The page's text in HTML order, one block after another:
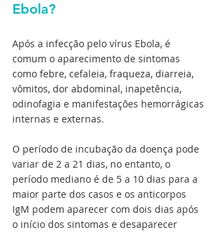
Ebola?
Após a infecção pelo vírus Ebola, é
comum o aparecimento de sintomas
como febre, cefaleia, fraqueza, diarreia,
vômitos, dor abdominal, inapetência,
odinofagia e manifestações hemorrágicas
internas e externas.
O período de incubação da doença pode
variar de 2 a 21 dias, no entanto, o
período mediano é de 5 a 10 dias para a
maior parte dos casos e os anticorpos
IgM podem aparecer com dois dias após
o início dos sintomas e desaparecer